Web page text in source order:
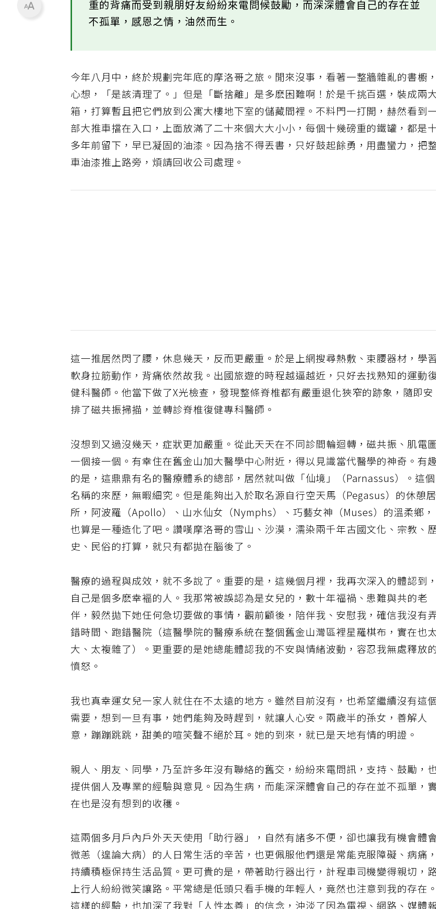
重的背痛而受到親朋好友紛紛來電問候鼓勵，而深深體會自己的存在並
不孤單，感恩之情，油然而生。
今年八月中，終於規劃完年底的摩洛哥之旅。閒來沒事，看著一整牆雜亂的書櫥，
心想，「是該清理了。」但是「斷捨離」是多麽困難啊！於是千挑百選，裝成兩
箱，打算暫且把它們放到公寓大樓地下室的儲藏間裡。不料門一打開，赫然看到
部大推車擋在入口，上面放滿了二十來個大大小小，每個十幾磅重的鐵罐，都是
多年前留下，早已凝固的油漆。因為捨不得丟書，只好鼓起餘勇，用盡蠻力，把
車油漆推上路旁，煩請回收公司處理。
這一推居然閃了腰，休息幾天，反而更嚴重。於是上網搜尋熱敷、束腰器材，學習
軟身拉筋動作，背痛依然故我。出國旅遊的時程越逼越近，只好去找熟知的運動
健科醫師。他當下做了X光檢查，發現整條脊椎都有嚴重退化狹窄的跡象，隨即安
排了磁共振掃描，並轉診脊椎復健專科醫師。
沒想到又過沒幾天，症狀更加嚴重。從此天天在不同診間輪迴轉，磁共振、肌電
一個接一個。有幸住在舊金山加大醫學中心附近，得以見識當代醫學的神奇。有
的是，這鼎鼎有名的醫療體系的總部，居然就叫做「仙境」（Parnassus）。這個
名稱的來歷，無暇細究。但是能夠出入於取名源自行空天馬（Pegasus）的休憩居
所，阿波羅（Apollo）、山水仙女（Nymphs）、巧藝女神（Muses）的溫柔鄉，
也算是一種造化了吧。讚嘆摩洛哥的雪山、沙漠，濡染兩千年古國文化、宗教、
史、民俗的打算，就只有都拋在腦後了。
醫療的過程與成效，就不多說了。重要的是，這幾個月裡，我再次深入的體認到，
自己是個多麽幸褔的人。我那常被誤認為是女兒的，數十年福禍、患難與共的老
伴，毅然拋下她任何急切要做的事情，觀前顧後，陪伴我、安慰我，確信我沒有弄
錯時間、跑錯醫院（這醫學院的醫療系統在整個舊金山灣區裡星羅棋布，實在也
大、太複雜了）。更重要的是她總能體認我的不安與情緒波動，容忍我無處釋放的
憤怒。
我也真幸運女兒一家人就住在不太遠的地方。雖然目前沒有，也希望繼續沒有這
需要，想到一旦有事，她們能夠及時趕到，就讓人心安。兩歲半的孫女，善解人
意，蹦蹦跳跳，甜美的喧笑聲不絕於耳。她的到來，就已是天地有情的明證。
親人、朋友、同學，乃至許多年沒有聯絡的舊交，紛紛來電問訊，支持、鼓勵，
提供個人及專業的經驗與意見。因為生病，而能深深體會自己的存在並不孤單，實
在也是沒有想到的收穫。
這兩個多月戶內戶外天天使用「助行器」，自然有諸多不便，卻也讓我有機會體會
微恙（遑論大病）的人日常生活的辛苦，也更佩服他們還是常能克服障礙、病痛，
持續積極保持生活品質。更可貴的是，帶著助行器出行，計程車司機變得親切，路
上行人紛紛微笑讓路。平常總是低頭只看手機的年輕人，竟然也注意到我的存在。